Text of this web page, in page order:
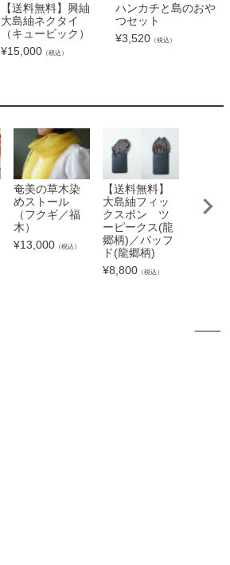
【送料無料】興紬
大島紬ネクタイ
（キュービック）
¥15,000 （税込）
ハンカチと島のおや
つセット
¥3,520 （税込）
奄美の草木染
めストール
（フクギ／福
木）
¥13,000 （税込）
【送料無料】
大島紬フィッ
クスポン ツ
ーピークス(龍
郷柄)／パッフ
ド(龍郷柄)
¥8,800 （税込）
美味
空冷